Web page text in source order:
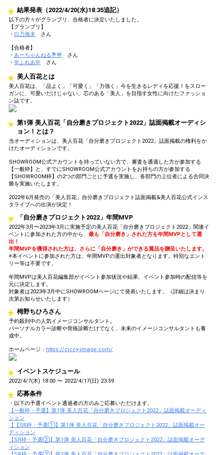
結果発表（2022/4/20(水)18:35追記）
以下の方々がグランプリ、合格者に決定いたしました。
【グランプリ】
・ 白乃海未 さん
【合格者】
・ あーちゃんねる💐💙 さん
・ 🌸ふれあ🌸 さん
美人百花とは
美人百花は、「品よく」「可愛く」「力強く」今を生きるレディを応援！をスロー
ガンに、可愛いだけじゃない、芯のある「美人」を目指す女性に向けたファッショ
ン誌です。
第1弾 美人百花「自分磨きプロジェクト2022」誌面掲載オーディシ
ョン！とは？
当オーディションは、美人百花「自分磨きプロジェクト2022」誌面掲載の権利をか
けたオーディションです。
SHOWROOM公式アカウントを持っていない方で、審査を通過した方が参加する
【一般枠】と、すでにSHOWROOM公式アカウントをお持ちの方が参加する
【SHOWROOM枠】の2つの部門ごとに予選を実施し、各部門の上位者による合同決
勝を実施いたします。
2022年6月発売の「美人百花」自分磨きプロジェクト誌面掲載&美人百花公式インス
タライブへの出演が決定！
「自分磨きプロジェクト2022」年間MVP
2022年3月〜2023年3月に実施予定の美人百花「自分磨きプロジェクト2022」関連イ
ベントに参加された方の中から、 最も「自分磨き」された方を年間MVPとして選
出！
年間MVPを獲得された方は、さらに「自分磨き」ができる賞品を贈呈いたします。
※本イベントに参加された方は、年間MVPの選出対象者となります。特別なエント
リー等は不要です。
年間MVPは美人百花編集部がイベント参加状況や結果、イベント参加時の配信等を
元に決定します。
対象者は2023年3月中にSHOWROOMページにて発表いたします。（詳細は決まり
次第お知らせいたします）
栂野ちひろさん
予約殺到中の人気イメージコンサルタント。
パーソナルカラー診断や骨格診断だけでなく、未来のイメージコンサルタントも養
成中。
ホームページ： https://ciccy-image.com/
イベントスケジュール
2022/4/7(木) 18:00 〜 2022/4/17(日) 23:59
応募条件
・以下の予選イベント通過者の方のみご応募いただけます。
【一般枠・予選】第1弾 美人百花「自分磨きプロジェクト2022」誌面掲載オーディ
ション
【【SR枠・予選①】第1弾 美人百花「自分磨きプロジェクト2022」誌面掲載オー
ディション
【SR枠・予選②】第1弾 美人百花「自分磨きプロジェクト2022」誌面掲載オーデ
ィション